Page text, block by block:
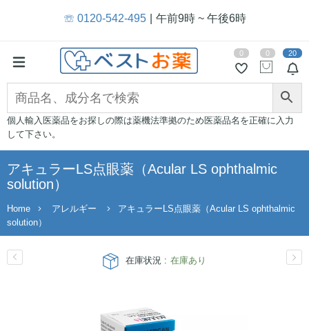
☏ 0120-542-495 午前9時 ~ 午後6時
20
0 0
個人輸入医薬品をお探しの際は薬機法準拠のため医薬品名を正確に入力
して下さい。
アキュラーLS点眼薬（Acular LS ophthalmic
solution）
Home アレルギー
アキュラーLS点眼薬（Acular LS ophthalmic
solution）
在庫状況 : 在庫あり